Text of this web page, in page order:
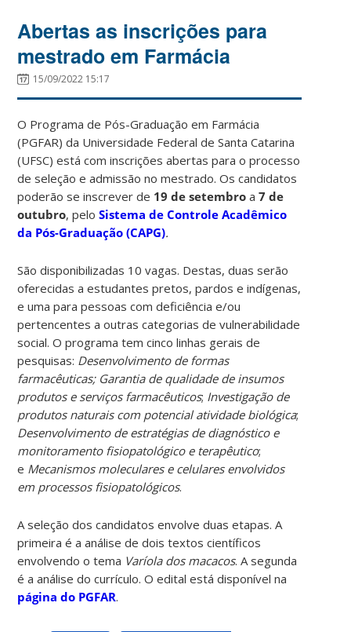
Abertas as inscrições para
mestrado em Farmácia
15/09/2022 15:17
O Programa de Pós-Graduação em Farmácia
(PGFAR) da Universidade Federal de Santa Catarina
(UFSC) está com inscrições abertas parao processo
de seleção e admissão no mestrado. Os candidatos
poderão se inscrever de 19 de setembro a7 de
outubro, pelo Sistema de Controle Acadêmico
da Pós-Graduação (CAPG).
São disponibilizadas 10 vagas. Destas, duas serão
oferecidas a estudantes pretos, pardos e indígenas,
e uma para pessoas com deficiência e/ou
pertencentes a outras categorias de vulnerabilidade
social. O programa tem cinco linhas gerais de
pesquisas: Desenvolvimento de formas
farmacêuticas; Garantia de qualidade de insumos
produtos e serviços farmacêuticos; Investigação de
produtos naturais com potencial atividade biológica;
Desenvolvimento de estratégias de diagnóstico e
monitoramento fisiopatológico e terapêutico;
e Mecanismos moleculares e celulares envolvidos
em processos fisiopatológicos.
A seleção dos candidatos envolve duas etapas. A
primeira é a análise de dois textos científicos
envolvendo o tema Varíola dos macacos. A segunda
é a análise do currículo. O edital está disponível na
página do PGFAR.